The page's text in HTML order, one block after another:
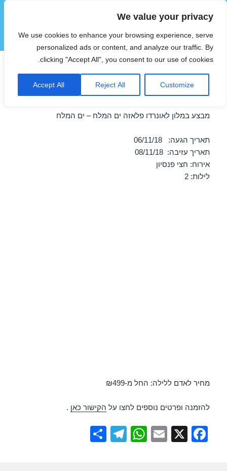
We value your privacy
We use cookies to enhance your browsing experience, serve
personalized ads or content, and analyze our traffic. By
clicking "Accept All", you consent to our use of cookies.
Customize
Reject All
Accept All
הוטצימר
תפריטים
ווידג'טים
חופשה במלון לאונרדו פלאזה ים
המלח – ים המלח 06/11/2018
מבצע במלון לאונרדו פלאזה ים המלח – ים המלח
תאריך הגעה: 06/11/18
תאריך עזיבה: 08/11/18
אירוח: חצי פנסיון
לילות: 2
מחיר לאדם ללילה: החל מ-₪499
להזמנה ופרטים נוספים לחצו על הקישור כאן .
F
X
E
W
T